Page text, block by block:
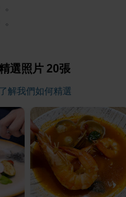
選照片 20張
了解我們如何精選